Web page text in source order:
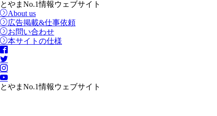
とやまNo.1情報ウェブサイト
About us
広告掲載&仕事依頼
お問い合わせ
本サイトの仕様
とやまNo.1情報ウェブサイト